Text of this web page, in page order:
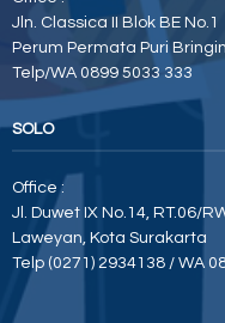
Jln. Classica II Blok BE No.1
Perum Permata Puri
Telp/WA 0899 5033 333
SOLO
Office :
Jl. Duwet IX No.14, RT.06/
Laweyan, Kota Surakarta
Telp (0271) 2934138 / WA